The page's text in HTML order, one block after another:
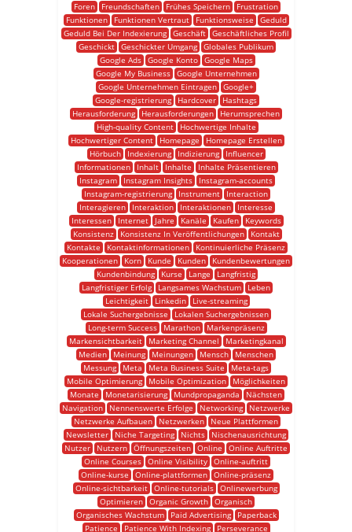
Foren
Freundschaften Frühes Speichern
Frustration
Funktionen
Funktionen Vertraut Funktionsweise
Geduld
Geduld Bei Der Indexierung
Geschäft
Geschäftliches Profil
Geschickt Geschickter Umgang Globales Publikum
Google Ads
Google Konto
Google Maps
Google My Business
Google Unternehmen
Google Unternehmen Eintragen Google+
Google-registrierung
Hardcover
Hashtags
Herausforderung
Herausforderungen
Herumsprechen
High-quality Content
Hochwertige Inhalte
Hochwertiger Content
Homepage
Homepage Erstellen
Hörbuch
Indexierung Indizierung
Influencer
Informationen
Inhalt Inhalte
Inhalte Präsentieren
Instagram
Instagram Insights
Instagram-accounts
Instagram-registrierung
Instrument
Interaction
Interagieren
Interaktion Interaktionen
Interesse
Interessen
Internet Jahre Kanäle Kaufen
Keywords
Konsistenz
Konsistenz In Veröffentlichungen
Kontakt
Kontakte
Kontaktinformationen
Kontinuierliche Präsenz
Kooperationen
Korn Kunde Kunden
Kundenbewertungen
Kundenbindung
Kurse Lange
Langfristig
Langfristiger Erfolg
Langsames Wachstum
Leben
Leichtigkeit
Linkedin
Live-streaming
Lokale Suchergebnisse
Lokalen Suchergebnissen
Long-term Success
Marathon
Markenpräsenz
Markensichtbarkeit
Marketing Channel
Marketingkanal
Medien
Meinung Meinungen Mensch
Menschen
Messung
Meta Meta Business Suite
Meta-tags
Mobile Optimierung
Mobile Optimization
Möglichkeiten
Monate
Monetarisierung Mundpropaganda
Nächsten
Navigation
Nennenswerte Erfolge Networking
Netzwerke
Netzwerke Aufbauen
Netzwerken
Neue Plattformen
Newsletter
Niche Targeting Nichts
Nischenausrichtung
Nutzer
Nutzern Öffnungszeiten Online
Online Auftritte
Online Courses Online Visibility Online-auftritt
Online-kurse
Online-plattformen Online-präsenz
Online-sichtbarkeit
Online-tutorials
Onlinewerbung
Optimieren Organic Growth Organisch
Organisches Wachstum
Paid Advertising
Paperback
Patience
Patience With Indexing
Perseverance